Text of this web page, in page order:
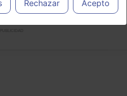
Rechazar Acepto